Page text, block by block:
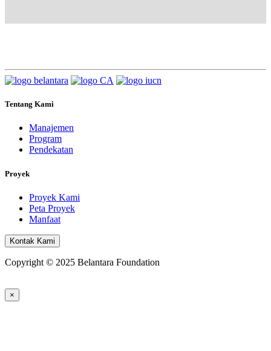
Tentang Kami
Manajemen
Program
Pendekatan
Proyek
Proyek Kami
Peta Proyek
Manfaat
Kontak Kami
Copyright © 2025 Belantara Foundation
×